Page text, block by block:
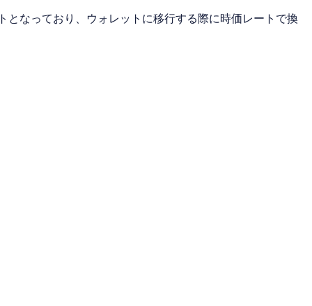
となっており、ウォレットに移行する際に時価レートで換